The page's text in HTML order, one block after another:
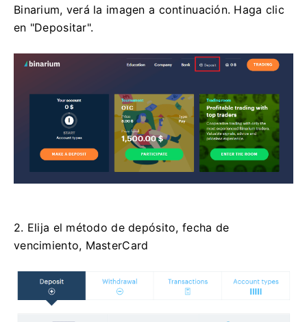
Binarium, verá la imagen a continuación. Haga clic
en "Depositar".
2. Elija el método de depósito, fecha de
vencimiento, MasterCard